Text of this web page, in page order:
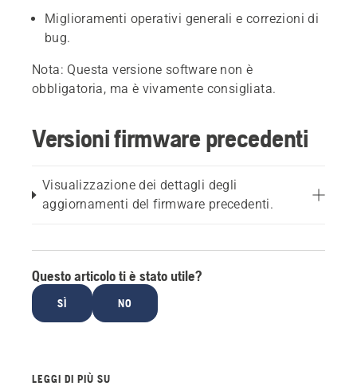
Miglioramenti operativi generali e correzioni di
bug.
Nota: Questa versione software non è
obbligatoria, ma è vivamente consigliata.
Versioni firmware precedenti
Visualizzazione dei dettagli degli
aggiornamenti del firmware precedenti.
Questo articolo ti è stato utile?
SÌ NO
LEGGI DI PIÙ SU